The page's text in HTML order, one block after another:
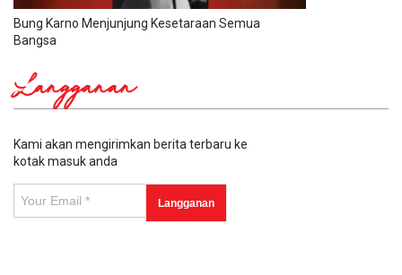
Bung Karno Menjunjung Kesetaraan Semua
Bangsa
Langganan
Kami akan mengirimkan berita terbaru ke
kotak masuk anda